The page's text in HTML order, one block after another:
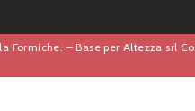
Formiche. – Base per Altezza srl